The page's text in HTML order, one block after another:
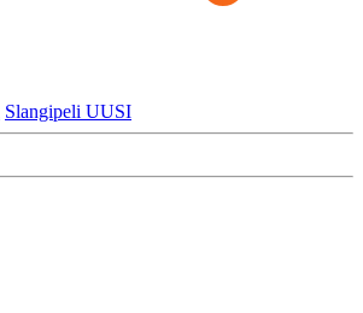
Slangipeli UUSI